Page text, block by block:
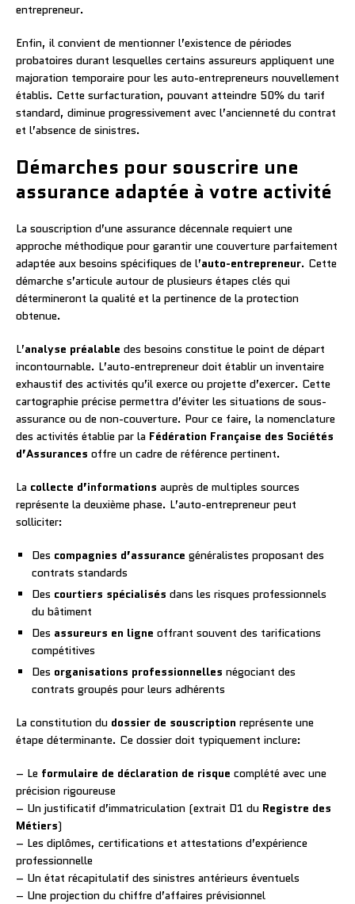
entrepreneur.
Enfin, il convient de mentionner l’existence de périodes
probatoires durant lesquelles certains assureurs appliquent une
majoration temporaire pour les auto-entrepreneurs nouvellement
établis. Cette surfacturation, pouvant atteindre 50% du tarif
standard, diminue progressivement avec l’ancienneté du contrat
et l’absence de sinistres.
Démarches pour souscrire une
assurance adaptée à votre activité
La souscription d’une assurance décennale requiert une
approche méthodique pour garantir une couverture parfaitement
adaptée aux besoins spécifiques de l’auto-entrepreneur. Cette
démarche s’articule autour de plusieurs étapes clés qui
détermineront la qualité et la pertinence de la protection
obtenue.
L’analyse préalable des besoins constitue le point de départ
incontournable. L’auto-entrepreneur doit établir un inventaire
exhaustif des activités qu’il exerce ou projette d’exercer. Cette
cartographie précise permettra d’éviter les situations de sous-
assurance ou de non-couverture. Pour ce faire, la nomenclature
des activités établie par la Fédération Française des Sociétés
d’Assurances offre un cadre de référence pertinent.
La collecte d’informations auprès de multiples sources
représente la deuxième phase. L’auto-entrepreneur peut
solliciter:
Des compagnies d’assurance généralistes proposant des
contrats standards
Des courtiers spécialisés dans les risques professionnels
du bâtiment
Des assureurs en ligne offrant souvent des tarifications
compétitives
Des organisations professionnelles négociant des
contrats groupés pour leurs adhérents
La constitution du dossier de souscription représente une
étape déterminante. Ce dossier doit typiquement inclure:
– Le formulaire de déclaration de risque complété avec une
précision rigoureuse
– Un justificatif d’immatriculation (extrait D1 du Registre des
Métiers)
– Les diplômes, certifications et attestations d’expérience
professionnelle
– Un état récapitulatif des sinistres antérieurs éventuels
– Une projection du chiffre d’affaires prévisionnel